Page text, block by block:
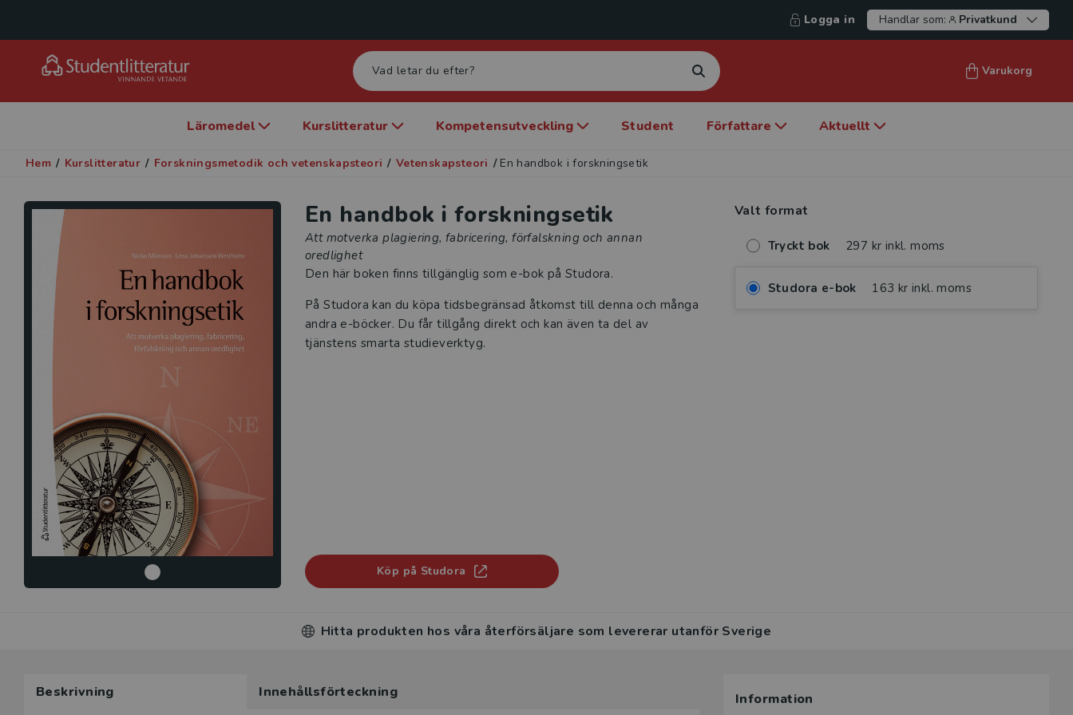
Logga in Handlar som: Privatkund
Varukorg
Läromedel Kurslitteratur Kompetensutveckling Student Författare Aktuellt
Hem / Kurslitteratur / Forskningsmetodik och vetenskapsteori / Vetenskapsteori / En handbok i forskningsetik
En handbok i forskningsetik
Att motverka plagiering, fabricering, förfalskning och annan
oredlighet
Den här boken finns tillgänglig som e-bok på Studora.
På Studora kan du köpa tidsbegränsad åtkomst till denna och många
andra e-böcker. Du får tillgång direkt och kan även ta del av
tjänstens smarta studieverktyg.
Köp på Studora
Valt format
Tryckt bok 297 kr inkl. moms
Studora e-bok 163 kr inkl. moms
Hitta produkten hos våra återförsäljare som levererar utanför Sverige
Beskrivning Innehållsförteckning Information